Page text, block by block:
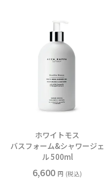
ホワイトモス
バスフォーム&シャワージェ
ル 500ml
6,600 税込